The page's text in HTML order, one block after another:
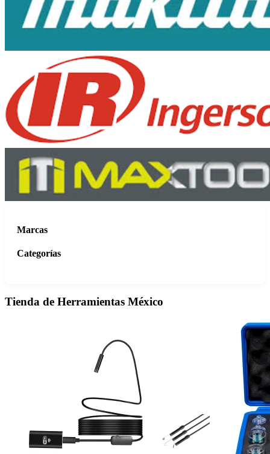
Marcas
Categorías
Tienda de Herramientas México